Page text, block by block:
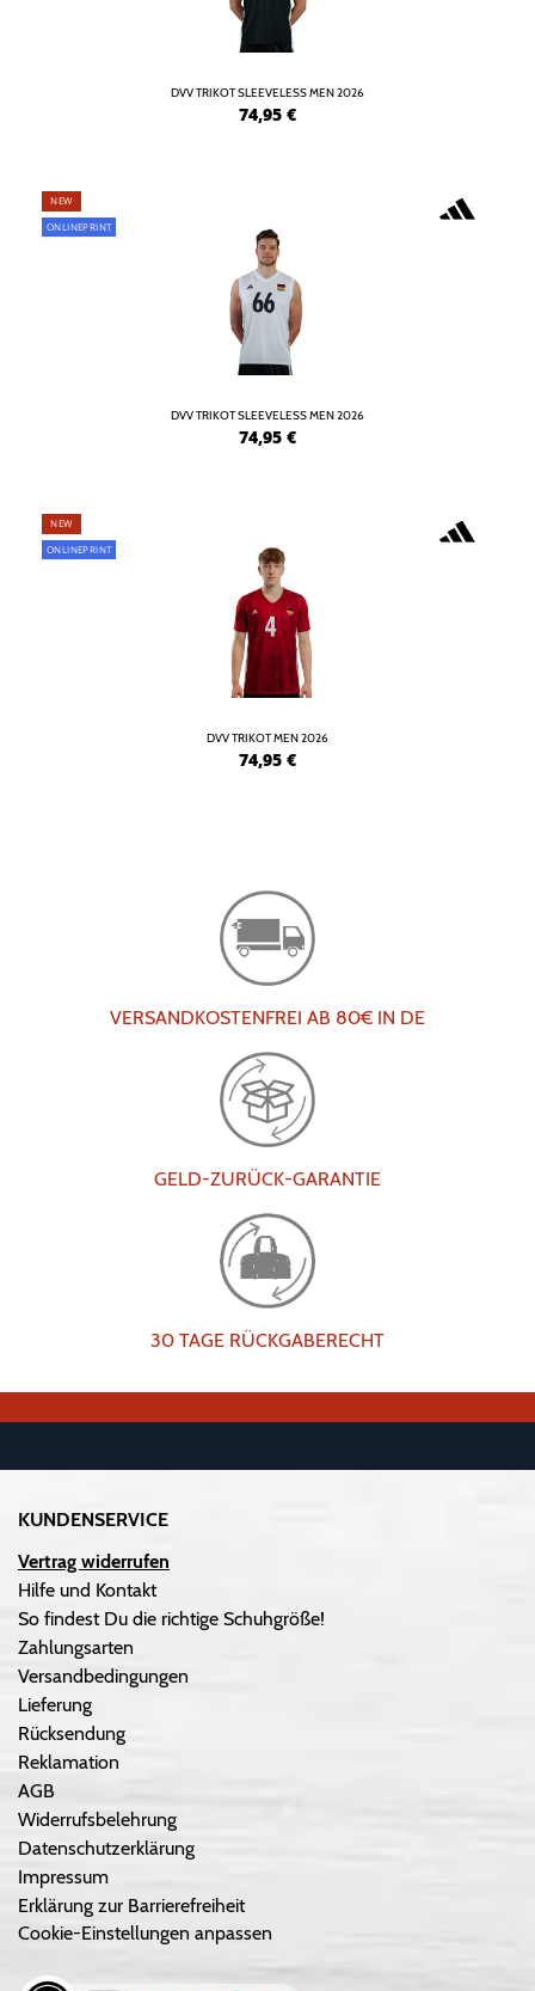
DVV TRIKOT SLEEVELESS MEN 2026
74,95 €
NEW
ONLINEPRINT
DVV TRIKOT SLEEVELESS MEN 2026
74,95 €
NEW
ONLINEPRINT
DVV TRIKOT MEN 2026
74,95 €
VERSANDKOSTENFREI AB 80€ IN DE
GELD-ZURÜCK-GARANTIE
30 TAGE RÜCKGABERECHT
KUNDENSERVICE
Vertrag widerrufen
Hilfe und Kontakt
So findest Du die richtige Schuhgröße!
Zahlungsarten
Versandbedingungen
Lieferung
Rücksendung
Reklamation
AGB
Widerrufsbelehrung
Datenschutzerklärung
Impressum
Erklärung zur Barrierefreiheit
Cookie-Einstellungen anpassen